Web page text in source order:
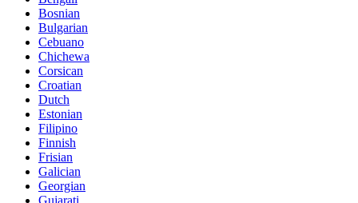
Bosnian
Bulgarian
Cebuano
Chichewa
Corsican
Croatian
Dutch
Estonian
Filipino
Finnish
Frisian
Galician
Georgian